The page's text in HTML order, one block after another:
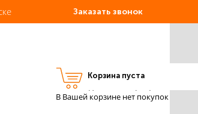
Заказать звонок
Корзина пуста
В Вашей корзине нет покупок
Вход